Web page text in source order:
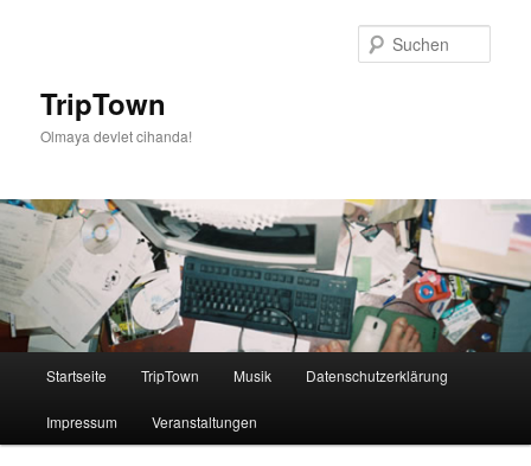
TripTown
Olmaya devlet cihanda!
Zum
Inhalt
Zum
sekundären
Startseite TripTown Musik Datenschutzerklärung
Impressum Veranstaltungen